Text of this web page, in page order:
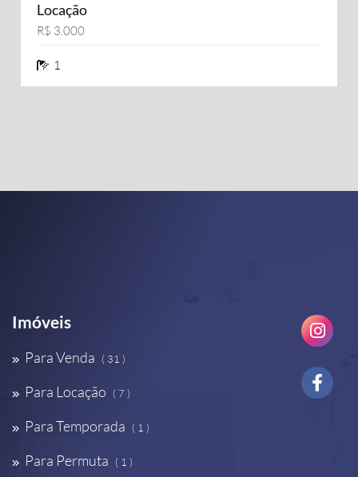
Locação
R$ 3.000
1 banheiros
1
Imóveis
Para Venda ( 31 )
Para Locação ( 7 )
Para Temporada ( 1 )
Para Permuta ( 1 )